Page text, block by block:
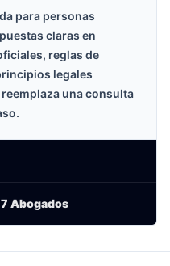
para personas
claras en
reglas de
legales
una consulta
Abogados